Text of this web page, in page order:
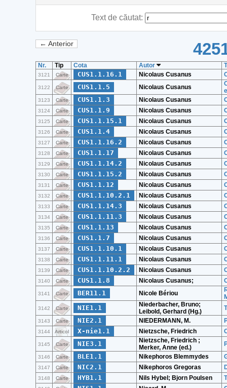
Text de căutat:
← Anterior
Nr. Tip Cota Autor
3121 Carte CUS1.1.16.1 Nicolaus Cusanus
3122 Carte CUS1.1.5 Nicolaus Cusanus
3123 Carte CUS1.1.3 Nicolaus Cusanus
3124 Carte CUS1.1.9 Nicolaus Cusanus
3125 Carte CUS1.1.15.1 Nicolaus Cusanus
3126 Carte CUS1.1.4 Nicolaus Cusanus
3127 Carte CUS1.1.16.2 Nicolaus Cusanus
3128 Carte CUS1.1.17 Nicolaus Cusanus
3129 Carte CUS1.1.14.2 Nicolaus Cusanus
3130 Carte CUS1.1.15.2 Nicolaus Cusanus
3131 Carte CUS1.1.12 Nicolaus Cusanus
3132 Carte CUS1.1.10.2.1 Nicolaus Cusanus
3133 Carte CUS1.1.14.3 Nicolaus Cusanus
3134 Carte CUS1.1.11.3 Nicolaus Cusanus
3135 Carte CUS1.1.13 Nicolaus Cusanus
3136 Carte CUS1.1.7 Nicolaus Cusanus
3137 Carte CUS1.1.10.1 Nicolaus Cusanus
3138 Carte CUS1.1.11.1 Nicolaus Cusanus
3139 Carte CUS1.1.10.2.2 Nicolaus Cusanus
3140 Carte CUS1.1.8 Nicolaus Cusanus;
3141 Carte BER11.1 Nicole Bériou
3142 Carte NIE1.1
Niederbacher, Bruno;
Leibold, Gerhard (Hg.)
3143 Carte NIE2.1 NIEDERMANN, M.
3144 Articol X-nie1.1 Nietzsche, Friedrich
3145 Carte NIE3.1
Nietzsche, Friedrich ;
Merker, Anne (ed.)
3146 Carte BLE1.1 Nikephoros Blemmydes
3147 Carte NIC2.1 Nikephoros Gregoras
3148 Carte HYB1.1 Nils Hybel; Bjorn Poulsen